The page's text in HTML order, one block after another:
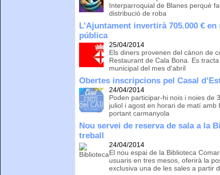
Interparroquial de Blanes perquè
distribució de roba
L’Ajuntament invertirà 705.000 €
pública
25/04/2014
Els diners provenen del cànon de
Restaurant de Cala Bona. Es
municipal del mes d'abril
Obertes inscripcions pel Casal
24/04/2014
Poden participar-hi nois i noies de
juliol i agost en horari de matí
portant carmanyola
Nou servei de reserva de sala a la
treball
24/04/2014
El nou espai de la Biblioteca
usuaris en tres mesos, oferirà la
exclusiva una de les sales a partir